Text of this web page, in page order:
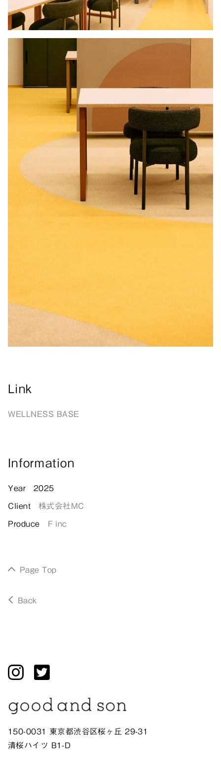
Link
WELLNESS BASE
Information
Year 2025
Client 株式会社MC
Produce F inc
Page Top
Back
150-0031 東京都渋谷区桜ヶ丘 29-31
清桜ハイツ B1-D